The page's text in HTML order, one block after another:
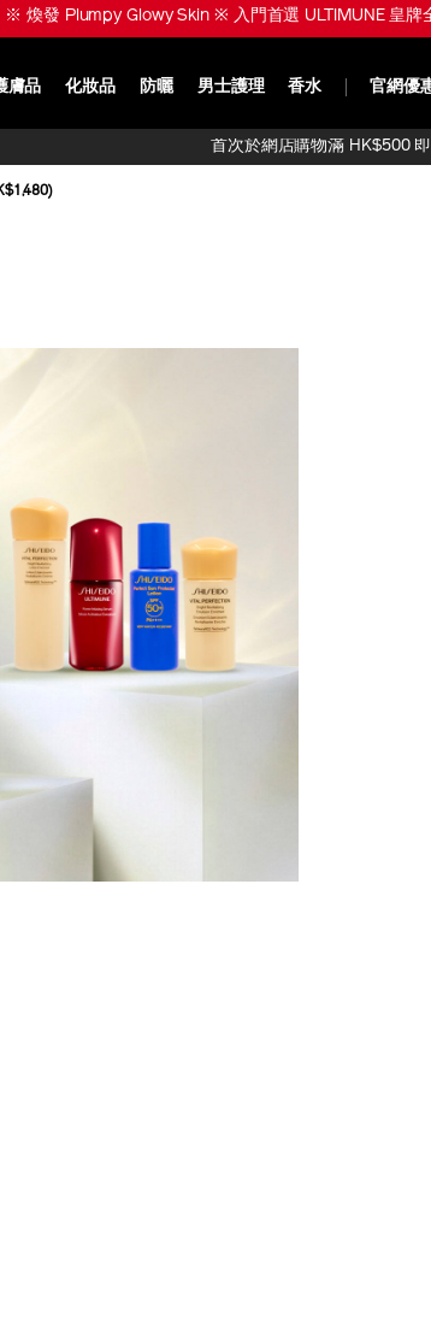
升級美肌賞 ※ 購買全新 ULTIMUNE 活膚精華油或皇牌
膚品 化妝品 防曬 男士護理 香水 官網優
首次於網店購物滿 HK$500